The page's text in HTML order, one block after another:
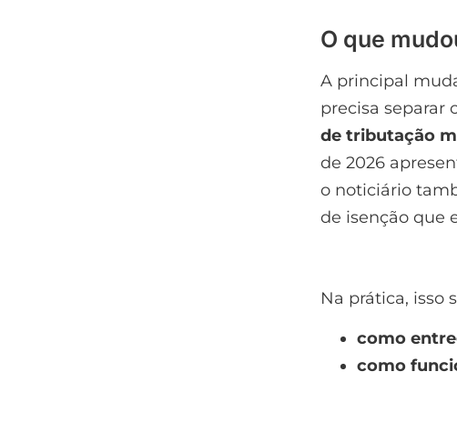
O que
A principal
precisa separar
de tributação
de 2026
o noticiário
de isenção que
Na prática, isso
como
como